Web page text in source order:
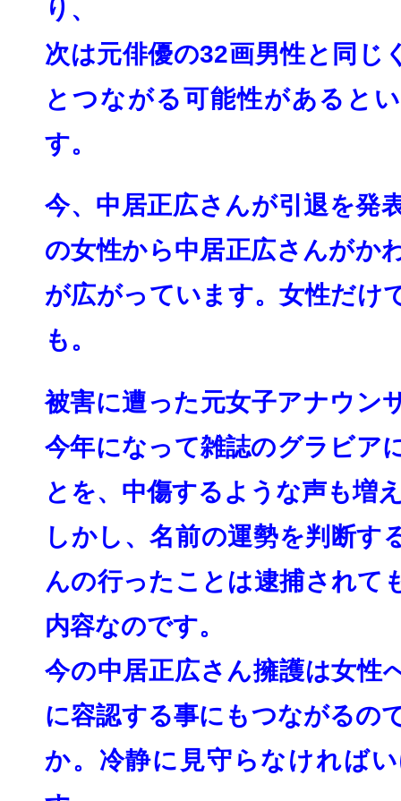
り、
次は元俳優の32画男性と同じ
とつながる可能性があると
す。
今、中居正広さんが引退を発
の女性から中居正広さんがか
が広がっていま す。女性だけ
も。
被害に遭った元女子アナウン
今年になって雑誌のグラビア
とを、 中傷するような声も増
しかし、名前の運勢を判断す
んの行ったことは逮捕されて
内容なのです。
今の中居正広さん擁護は女性
に容認する事にもつながるの
か。 冷静に見守らなければ